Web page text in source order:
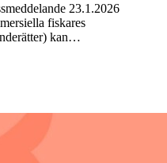
23.1.2026
fiskares
kan…